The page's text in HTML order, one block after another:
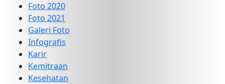
Foto 2020
Foto 2021
Galeri Foto
Infografis
Karir
Kemitraan
Kesehatan